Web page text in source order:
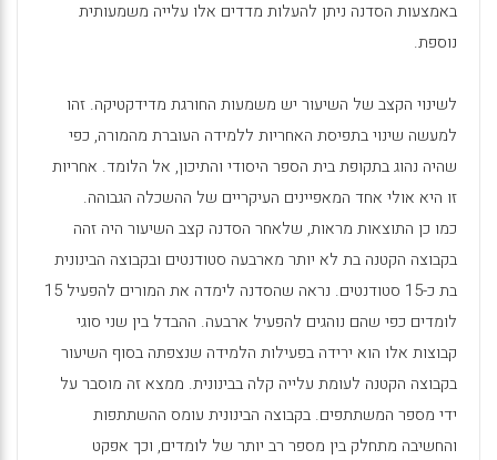
באמצעות הסדנה ניתן להעלות מדדים אלו עלייה משמעותית
נוספת.
לשינוי הקצב של השיעור יש משמעות החורגת מדידקטיקה. זהו
למעשה שינוי בתפיסת האחריות ללמידה העוברת מהמורה, כפי
שהיה נהוג בתקופת בית הספר היסודי והתיכון, אל הלומד. אחריות
זו היא אולי אחד המאפיינים העיקריים של ההשכלה הגבוהה.
כמו כן התוצאות מראות, שלאחר הסדנה קצב השיעור היה זהה
בקבוצה הקטנה בת לא יותר מארבעה סטודנטים ובקבוצה הבינונית
בת כ-15 סטודנטים. נראה שהסדנה לימדה את המורים להפעיל 15
לומדים כפי שהם נוהגים להפעיל ארבעה. ההבדל בין שני סוגי
קבוצות אלו הוא ירידה בפעילות הלמידה שנצפתה בסוף השיעור
בקבוצה הקטנה לעומת עלייה קלה בבינונית. ממצא זה מוסבר על
ידי מספר המשתתפים. בקבוצה הבינונית עומס ההשתתפות
והחשיבה מתחלק בין מספר רב יותר של לומדים, וכך אפקט